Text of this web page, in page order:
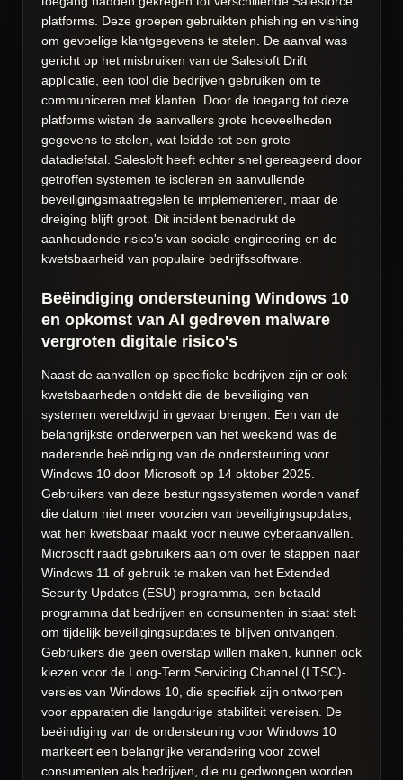
platforms. Deze groepen gebruikten phishing en vishing
om gevoelige klantgegevens te stelen. De aanval was
gericht op het misbruiken van de Salesloft Drift
applicatie, een tool die bedrijven gebruiken om te
communiceren met klanten. Door de toegang tot deze
platforms wisten de aanvallers grote hoeveelheden
gegevens te stelen, wat leidde tot een grote
datadiefstal. Salesloft heeft echter snel gereageerd door
getroffen systemen te isoleren en aanvullende
beveiligingsmaatregelen te implementeren, maar de
dreiging blijft groot. Dit incident benadrukt de
aanhoudende risico's van sociale engineering en de
kwetsbaarheid van populaire bedrijfssoftware.
Beëindiging ondersteuning Windows 10
en opkomst van AI gedreven malware
vergroten digitale risico's
Naast de aanvallen op specifieke bedrijven zijn er ook
kwetsbaarheden ontdekt die de beveiliging van
systemen wereldwijd in gevaar brengen. Een van de
belangrijkste onderwerpen van het weekend was de
naderende beëindiging van de ondersteuning voor
Windows 10 door Microsoft op 14 oktober 2025.
Gebruikers van deze besturingssystemen worden vanaf
die datum niet meer voorzien van beveiligingsupdates,
wat hen kwetsbaar maakt voor nieuwe cyberaanvallen.
Microsoft raadt gebruikers aan om over te stappen naar
Windows 11 of gebruik te maken van het Extended
Security Updates (ESU) programma, een betaald
programma dat bedrijven en consumenten in staat stelt
om tijdelijk beveiligingsupdates te blijven ontvangen.
Gebruikers die geen overstap willen maken, kunnen ook
kiezen voor de Long-Term Servicing Channel (LTSC)-
versies van Windows 10, die specifiek zijn ontworpen
voor apparaten die langdurige stabiliteit vereisen. De
beëindiging van de ondersteuning voor Windows 10
markeert een belangrijke verandering voor zowel
consumenten als bedrijven, die nu gedwongen worden